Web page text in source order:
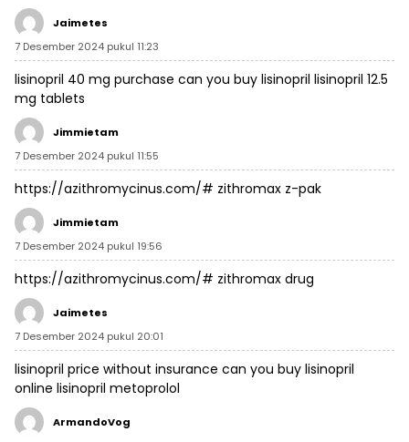
Jaimetes
7 Desember 2024 pukul 11:23
lisinopril 40 mg purchase can you buy lisinopril lisinopril 12.5
mg tablets
Jimmietam
7 Desember 2024 pukul 11:55
https://azithromycinus.com/# zithromax z-pak
Jimmietam
7 Desember 2024 pukul 19:56
https://azithromycinus.com/# zithromax drug
Jaimetes
7 Desember 2024 pukul 20:01
lisinopril price without insurance can you buy lisinopril
online lisinopril metoprolol
ArmandoVog